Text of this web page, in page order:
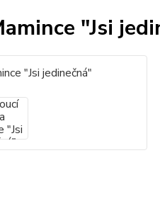
"Jsi